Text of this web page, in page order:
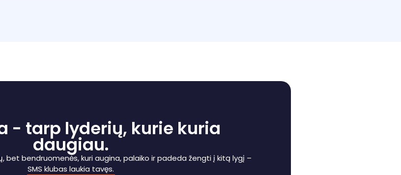
- tarp lyderių, kurie kuria
daugiau.
bet bendruomenės, kuri augina, palaiko ir padeda žengti į kitą lygį –
SMS klubas laukia tavęs.